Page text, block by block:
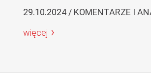
29.10.2024 / KOMENTARZE I
więcej